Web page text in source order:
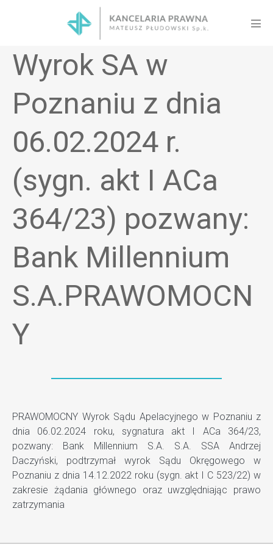
Wyrok SA w
Poznaniu z dnia
06.02.2024 r.
(sygn. akt I ACa
364/23) pozwany:
Bank Millennium
S.A.PRAWOMOCN
Y
PRAWOMOCNY Wyrok Sądu Apelacyjnego w Poznaniu z
dnia 06.02.2024 roku, sygnatura akt I ACa 364/23,
pozwany: Bank Millennium S.A. S.A. SSA Andrzej
Daczyński, podtrzymał wyrok Sądu Okręgowego w
Poznaniu z dnia 14.12.2022 roku (sygn. akt I C 523/22) w
zakresie żądania głównego oraz uwzględniając prawo
zatrzymania